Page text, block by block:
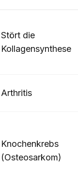
Stört die
Kollagensynthese
Arthritis
Knochenkrebs
(Osteosarkom)